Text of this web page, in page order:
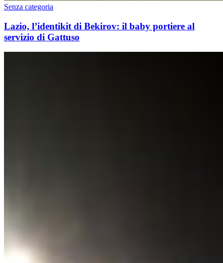
Senza categoria
Lazio, l’identikit di Bekirov: il baby portiere al
servizio di Gattuso